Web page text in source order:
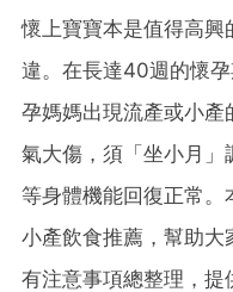
懷上寶寶本是值得高
違。在長達40週的懷
孕媽媽出現流產或小產
氣大傷，須「坐小月
等身體機能回復正常。
小產飲食推薦，幫助大
有注意事項總整理，提